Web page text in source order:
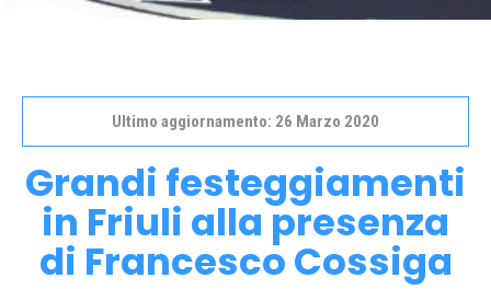
Ultimo aggiornamento: 26 Marzo 2020
Grandi festeggiamenti
in Friuli alla presenza
di Francesco Cossiga